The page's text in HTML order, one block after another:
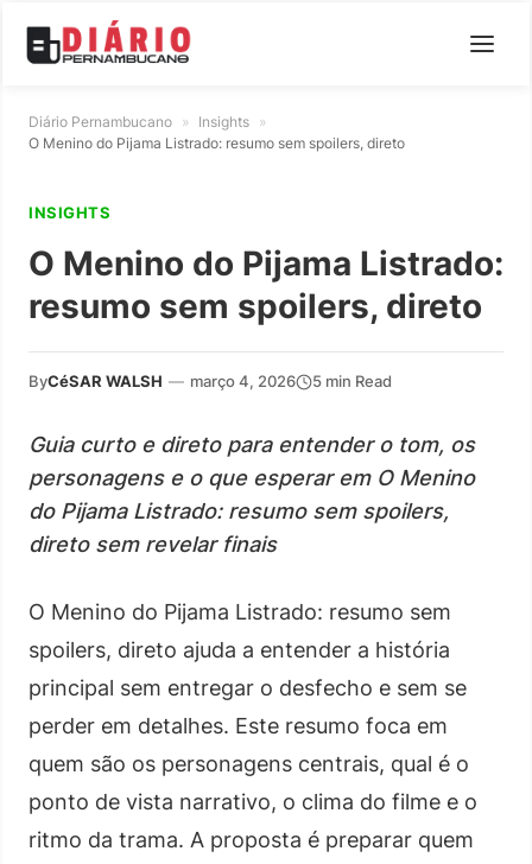
Diário Pernambucano » Insights »
O Menino do Pijama Listrado: resumo sem spoilers, direto
INSIGHTS
O Menino do Pijama Listrado:
resumo sem spoilers, direto
ByCéSAR WALSH — março 4, 2026 5 min Read
Guia curto e direto para entender o tom, os
personagens e o que esperar em O Menino
do Pijama Listrado: resumo sem spoilers,
direto sem revelar finais
O Menino do Pijama Listrado: resumo sem
spoilers, direto ajuda a entender a história
principal sem entregar o desfecho e sem se
perder em detalhes. Este resumo foca em
quem são os personagens centrais, qual é o
ponto de vista narrativo, o clima do filme e o
ritmo da trama. A proposta é preparar quem